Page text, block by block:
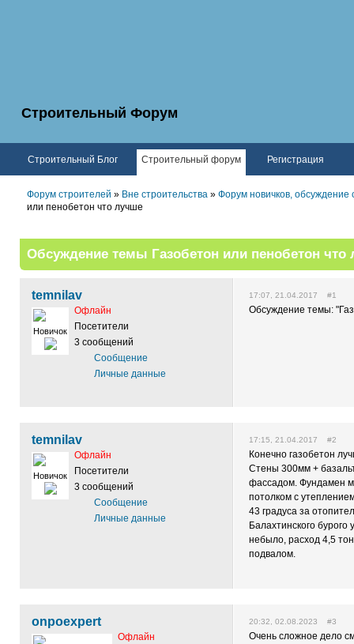
Строительный Форум
Строительный Блог Строительный форум Регистрация
Форум строителей » Вне строительства » Форум новичков, обсуждение
или пенобетон что лучше
Обсуждение темы Газобетон или пенобетон что
temnilav
Новичок
Офлайн
Посетители
3 сообщений
Сообщение
Личные данные
17:07, 21.04.2017 #1
Обсуждение темы:
temnilav
Новичок
Офлайн
Посетители
3 сообщений
Сообщение
Личные данные
17:15, 21.04.2017 #2
Конечно газобетон
Стены 300мм +
фассадом. Фундамен
потолком с
43 градуса за
Балахтинского
небыло, расход 4,5
подвалом.
onpoexpert
Офлайн
20:32, 02.08.2023 #3
Очень сложное дело